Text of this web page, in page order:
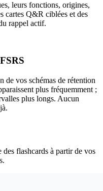
leurs fonctions, origines,
cartes Q&R ciblées et des
rappel actif.
de vos schémas de rétention
plus fréquemment ;
plus longs. Aucun
flashcards à partir de vos